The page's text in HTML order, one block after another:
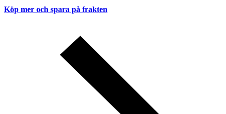
Köp mer och spara på frakten